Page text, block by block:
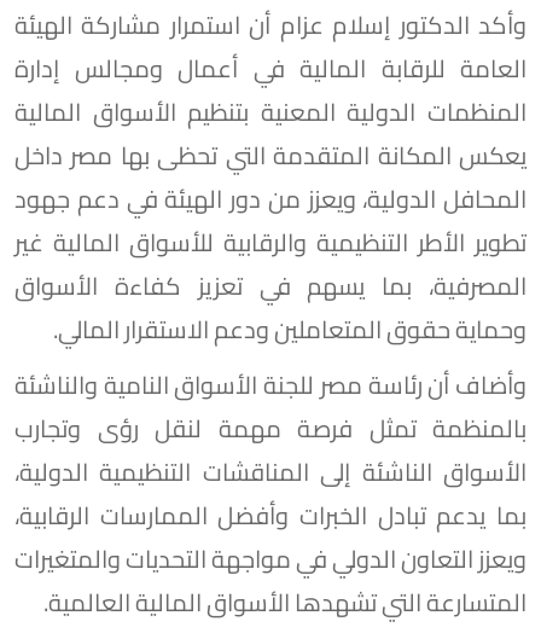
وأكد الدكتور إسلام عزام أن استمرار مشاركة الهيئة
العامة للرقابة المالية في أعمال ومجالس إدارة
المنظمات الدولية المعنية بتنظيم الأسواق المالية
يعكس المكانة المتقدمة التي تحظى بها مصر داخل
المحافل الدولية، ويعزز من دور الهيئة في دعم جهود
تطوير الأطر التنظيمية والرقابية للأسواق المالية غير
المصرفية، بما يسهم في تعزيز كفاءة الأسواق
وحماية حقوق المتعاملين ودعم الاستقرار المالي.
وأضاف أن رئاسة مصر للجنة الأسواق النامية والناشئة
بالمنظمة تمثل فرصة مهمة لنقل رؤى وتجارب
الأسواق الناشئة إلى المناقشات التنظيمية الدولية،
بما يدعم تبادل الخبرات وأفضل الممارسات الرقابية،
ويعزز التعاون الدولي في مواجهة التحديات والمتغيرات
المتسارعة التي تشهدها الأسواق المالية العالمية.